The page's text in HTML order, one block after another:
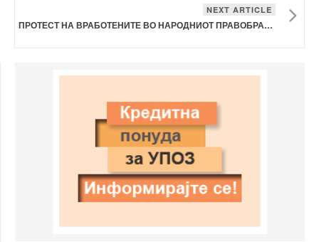
NEXT ARTICLE
ПРОТЕСТ НА ВРАБОТЕНИТЕ ВО НАРОДНИОТ ПРАВОБРАНИТЕЛ